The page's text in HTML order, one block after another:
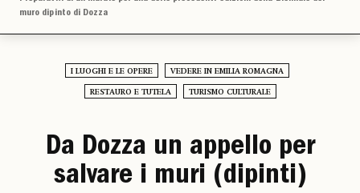
muro dipinto di Dozza
I LUOGHI E LE OPERE VEDERE IN EMILIA ROMAGNA
RESTAURO E TUTELA TURISMO CULTURALE
Da Dozza un appello per
salvare i muri (dipinti)